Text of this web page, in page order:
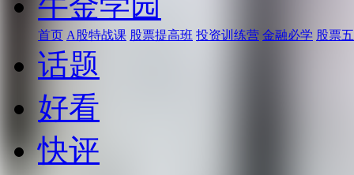
首页 A股特战课 股票提高班 投资训练营 金融必学 股票
话题
好看
快评